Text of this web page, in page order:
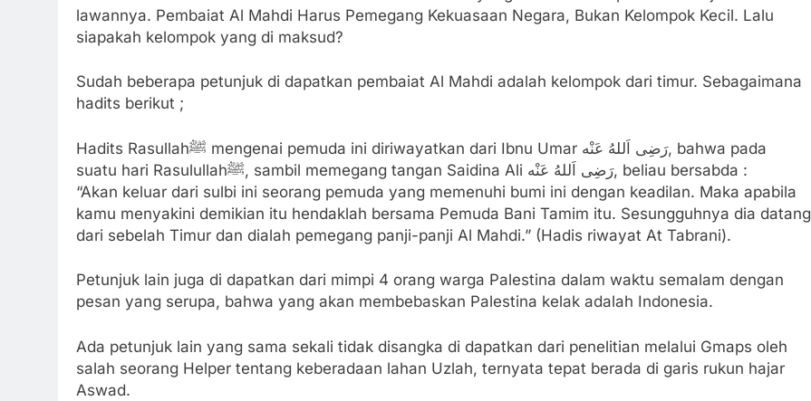
lawannya. Pembaiat Al Mahdi Harus Pemegang Kekuasaan Negara, Bukan Kelompok Kecil. Lalu
siapakah kelompok yang di maksud?
Sudah beberapa petunjuk di dapatkan pembaiat Al Mahdi adalah kelompok dari timur. Sebagaimana
hadits berikut ;
Hadits Rasullahﷺ mengenai pemuda ini diriwayatkan dari Ibnu Umar رَضِی اَللهُ عَنْه, bahwa pada
suatu hari Rasulullahﷺ, sambil memegang tangan Saidina Ali رَضِی اَللهُ عَنْه, beliau bersabda :
“Akan keluar dari sulbi ini seorang pemuda yang memenuhi bumi ini dengan keadilan. Maka apabila
kamu menyakini demikian itu hendaklah bersama Pemuda Bani Tamim itu. Sesungguhnya dia datang
dari sebelah Timur dan dialah pemegang panji-panji Al Mahdi.” (Hadis riwayat At Tabrani).
Petunjuk lain juga di dapatkan dari mimpi 4 orang warga Palestina dalam waktu semalam dengan
pesan yang serupa, bahwa yang akan membebaskan Palestina kelak adalah Indonesia.
Ada petunjuk lain yang sama sekali tidak disangka di dapatkan dari penelitian melalui Gmaps oleh
salah seorang Helper tentang keberadaan lahan Uzlah, ternyata tepat berada di garis rukun hajar
Aswad.